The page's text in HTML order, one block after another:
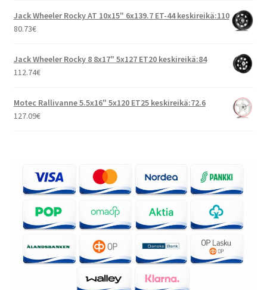
Jack Wheeler Rocky AT 10x15" 6x139.7 ET-44 keskireikä:110
80.73€
Jack Wheeler Rocky 8 8x17" 5x127 ET20 keskireikä:84
112.74€
Motec Rallivanne 5.5x16" 5x120 ET25 keskireikä:72.6
127.09€